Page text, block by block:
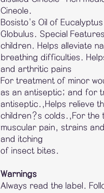
Cineole.
Bosisto's Oil of
Globulus. Special
children. Helps alleviate
breathing difficulties.
and arthritic pains
For treatment of minor
as an antiseptic; and for
antiseptic.,Helps relieve
children?s colds.,For
muscular pain, strains
and itching
of insect bites.
Warnings
Always read the label.